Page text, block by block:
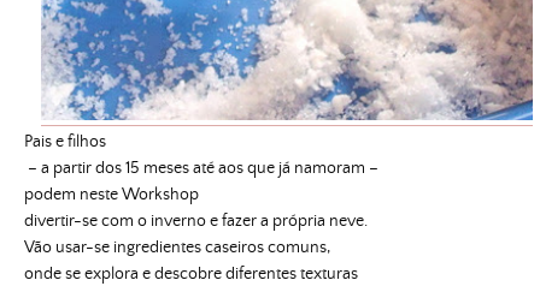
Pais e filhos
– a partir dos 15 meses até aos que já namoram –
podem neste Workshop
divertir-se com o inverno e fazer a própria neve.
Vão usar-se ingredientes caseiros comuns,
onde se explora e descobre diferentes texturas